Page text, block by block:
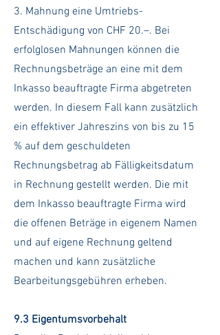
3. Mahnung eine Umtriebs-
Entschädigung von CHF 20.–. Bei
erfolglosen Mahnungen können die
Rechnungsbeträge an eine mit dem
Inkasso beauftragte Firma abgetreten
werden. In diesem Fall kann zusätzlich
ein effektiver Jahreszins von bis zu 15
% auf dem geschuldeten
Rechnungsbetrag ab Fälligkeitsdatum
in Rechnung gestellt werden. Die mit
dem Inkasso beauftragte Firma wird
die offenen Beträge in eigenem Namen
und auf eigene Rechnung geltend
machen und kann zusätzliche
Bearbeitungsgebühren erheben.
9.3 Eigentumsvorbehalt